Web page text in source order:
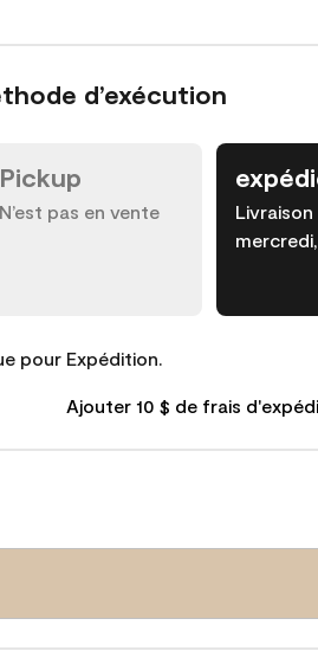
d’exécution
Pickup
N’est pas en vente
pour Expédition.
Ajouter 10 $ de frais